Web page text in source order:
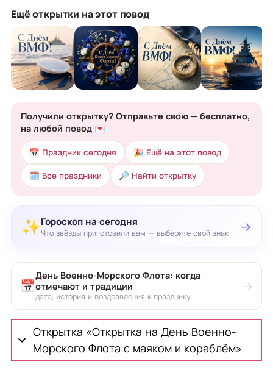
Ещё открытки на этот повод
Получили открытку? Отправьте свою — бесплатно,
на любой повод 💌
📅 Праздник сегодня 🎉 Ещё на этот повод
🗓 Все праздники 🔎 Найти открытку
✨Гороскоп на сегодня
Что звёзды приготовили вам — выберите свой знак →
📅
День Военно-Морского Флота: когда
отмечают и традиции
дата, история и поздравления к празднику
→
Открытка «Открытка на День Военно-
Морского Флота с маяком и кораблём»